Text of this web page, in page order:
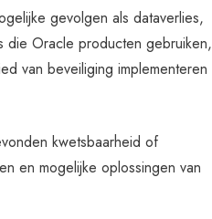
gevolgen als dataverlies,
die Oracle producten gebruiken,
van beveiliging implementeren
kwetsbaarheid of
en mogelijke oplossingen van